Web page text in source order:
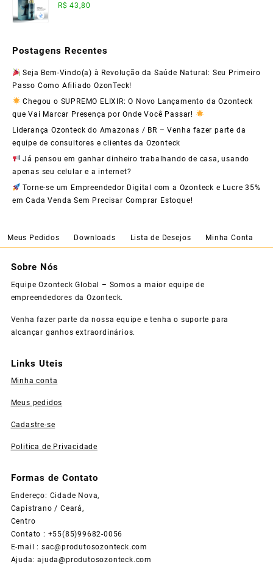
R$ 43,80
Postagens Recentes
Seja Bem-Vindo(a) à Revolução da Saúde Natural: Seu Primeiro
Passo Como Afiliado OzonTeck!
Chegou o SUPREMO ELIXIR: O Novo Lançamento da Ozonteck
que Vai Marcar Presença por Onde Você Passar!
Liderança Ozonteck do Amazonas / BR – Venha fazer parte da
equipe de consultores e clientes da Ozonteck
Já pensou em ganhar dinheiro trabalhando de casa, usando
apenas seu celular e a internet?
Torne-se um Empreendedor Digital com a Ozonteck e Lucre 35%
em Cada Venda Sem Precisar Comprar Estoque!
Meus Pedidos Downloads Lista de Desejos Minha Conta
Sobre Nós
Equipe Ozonteck Global – Somos a maior equipe de
empreendedores da Ozonteck.
Venha fazer parte da nossa equipe e tenha o suporte para
alcançar ganhos extraordinários.
Links Uteis
Minha conta
Meus pedidos
Cadastre-se
Politica de Privacidade
Formas de Contato
Endereço: Cidade Nova,
Capistrano / Ceará,
Centro
Contato : +55(85)99682-0056
E-mail : sac@produtosozonteck.com
Ajuda:ajuda@produtosozonteck.com